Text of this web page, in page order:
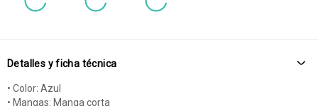
Detalles y ficha técnica
• Color: Azul
• Mangas: Manga corta